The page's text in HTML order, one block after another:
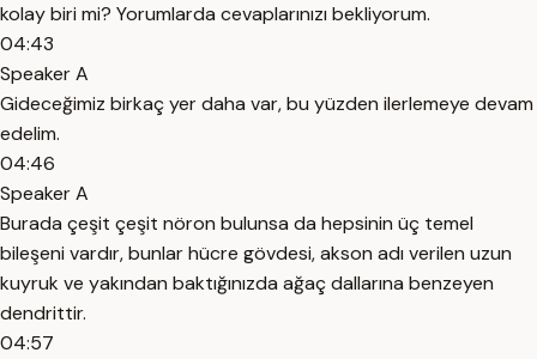
kolay biri mi? Yorumlarda cevaplarınızı bekliyorum.
04:43
Speaker A
Gideceğimiz birkaç yer daha var, bu yüzden ilerlemeye devam
edelim.
04:46
Speaker A
Burada çeşit çeşit nöron bulunsa da hepsinin üç temel
bileşeni vardır, bunlar hücre gövdesi, akson adı verilen uzun
kuyruk ve yakından baktığınızda ağaç dallarına benzeyen
dendrittir.
04:57